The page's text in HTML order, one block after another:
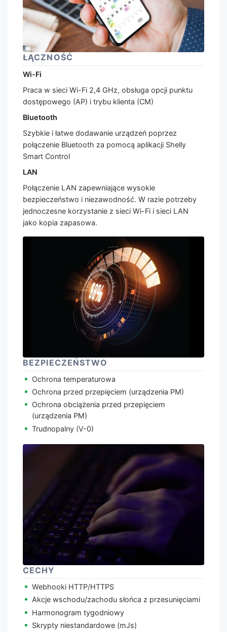
ŁĄCZNOŚĆ
Wi-Fi
Praca w sieci Wi-Fi 2,4 GHz, obsługa opcji punktu
dostępowego (AP) i trybu klienta (CM)
Bluetooth
Szybkie i łatwe dodawanie urządzeń poprzez
połączenie Bluetooth za pomocą aplikacji Shelly
Smart Control
LAN
Połączenie LAN zapewniające wysokie
bezpieczeństwo i niezawodność. W razie potrzeby
jednoczesne korzystanie z sieci Wi-Fi i sieci LAN
jako kopia zapasowa.
BEZPIECZEŃSTWO
Ochrona temperaturowa
Ochrona przed przepięciem (urządzenia PM)
Ochrona obciążenia przed przepięciem
(urządzenia PM)
Trudnopalny (V-0)
CECHY
Webhooki HTTP/HTTPS
Akcje wschodu/zachodu słońca z przesunięciami
Harmonogram tygodniowy
Skrypty niestandardowe (mJs)